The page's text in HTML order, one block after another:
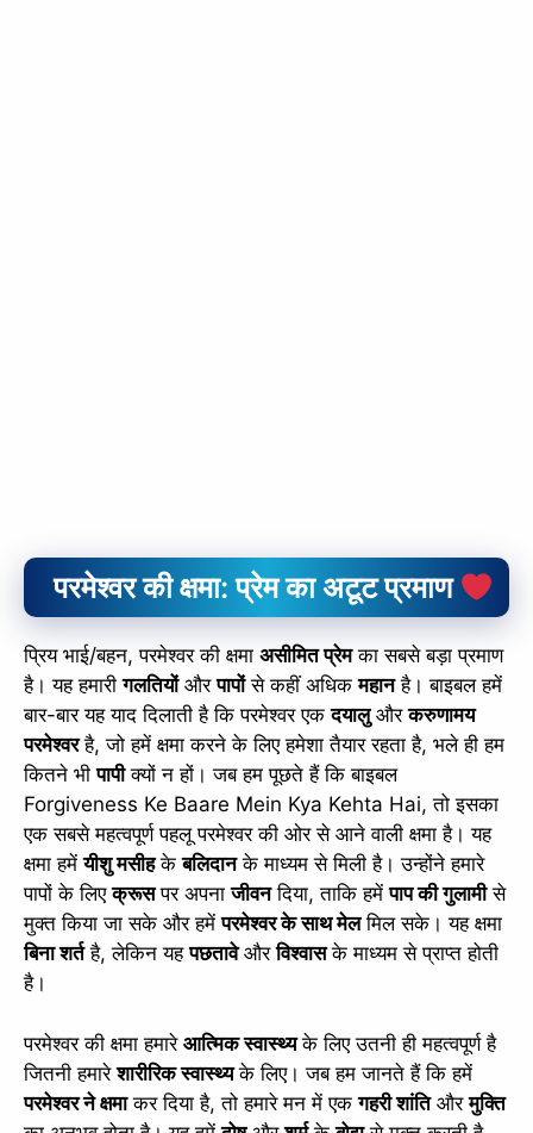
परमेश्वर की क्षमा: प्रेम का अटूट प्रमाण
प्रिय भाई/बहन, परमेश्वर की क्षमा असीमित प्रेमका सबसे बड़ा प्रमाण
है। यह हमारीगलतियोंऔरपापोंसे कहीं अधिकमहानहै। बाइबल हमें
बार-बार यह याद दिलाती है कि परमेश्वर एकदयालुऔरकरुणामय
परमेश्वरहै, जो हमें क्षमा करने के लिए हमेशा तैयार रहता है, भले ही हम
कितने भीपापीक्यों न हों। जब हम पूछते हैं कि बाइबल
Forgiveness Ke Baare Mein Kya Kehta Hai, तो इसका
एक सबसे महत्वपूर्ण पहलू परमेश्वर की ओर से आने वाली क्षमा है। यह
क्षमा हमेंयीशु मसीहकेबलिदानके माध्यम से मिली है। उन्होंने हमारे
पापों के लिएक्रूसपर अपनाजीवनदिया, ताकि हमेंपाप की गुलामीसे
मुक्त किया जा सके और हमेंपरमेश्वर के साथ मेलमिल सके। यह क्षमा
बिना शर्तहै, लेकिन यहपछतावेऔरविश्वासके माध्यम से प्राप्त होती
है।
परमेश्वर की क्षमा हमारे आत्मिक स्वास्थ्यके लिए उतनी ही महत्वपूर्ण है
जितनी हमारेशारीरिक स्वास्थ्यके लिए। जब हम जानते हैं कि हमें
परमेश्वर ने क्षमाकर दिया है, तो हमारे मन में एकगहरी शांतिऔरमुक्ति